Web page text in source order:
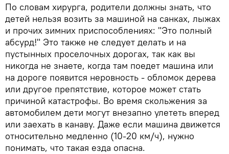
По словам хирурга, родители должны знать, что
детей нельзя возить за машиной на санках, лыжах
и прочих зимних приспособлениях: "Это полный
абсурд!" Это также не следует делать и на
пустынных проселочных дорогах, так как вы
никогда не знаете, когда там поедет машина или
на дороге появится неровность - обломок дерева
или другое препятствие, которое может стать
причиной катастрофы. Во время скольжения за
автомобилем дети могут внезапно улететь вперед
или заехать в канаву. Даже если машина движется
относительно медленно (10-20 км/ч), нужно
понимать, что такая езда опасна.